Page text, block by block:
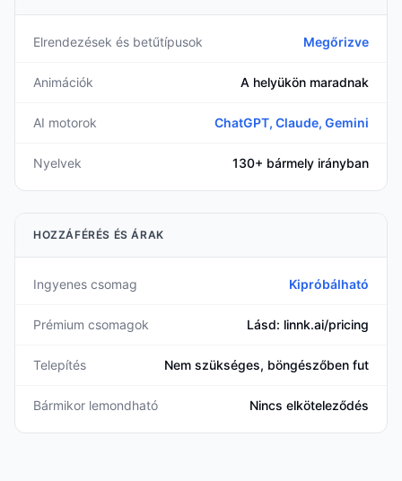
Elrendezések és betűtípusok Megőrizve
Animációk A helyükön maradnak
AI motorok ChatGPT, Claude, Gemini
Nyelvek 130+ bármely irányban
HOZZÁFÉRÉS ÉS ÁRAK
Ingyenes csomag Kipróbálható
Prémium csomagok Lásd: linnk.ai/pricing
Telepítés Nem szükséges, böngészőben fut
Bármikor lemondható Nincs elköteleződés